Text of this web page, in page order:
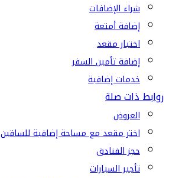
شراء الإضافات
إضافة أمتعة
اختيار مقعد
إضافة تأمين السفر
خدمات إضافية
روابط ذات صلة
العروض
اختر مقعد مع مساحة إضافية للساقين
حجز الفنادق
تأجير السيارات